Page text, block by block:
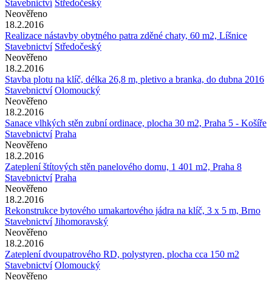
Stavebnictví Středočeský
Neověřeno
18.2.2016
Realizace nástavby obytného patra zděné chaty, 60 m2, Líšnice
Stavebnictví Středočeský
Neověřeno
18.2.2016
Stavba plotu na klíč, délka 26,8 m, pletivo a branka, do dubna 2016
Stavebnictví Olomoucký
Neověřeno
18.2.2016
Sanace vlhkých stěn zubní ordinace, plocha 30 m2, Praha 5 - Košíře
Stavebnictví Praha
Neověřeno
18.2.2016
Zateplení štítových stěn panelového domu, 1 401 m2, Praha 8
Stavebnictví Praha
Neověřeno
18.2.2016
Rekonstrukce bytového umakartového jádra na klíč, 3 x 5 m, Brno
Stavebnictví Jihomoravský
Neověřeno
18.2.2016
Zateplení dvoupatrového RD, polystyren, plocha cca 150 m2
Stavebnictví Olomoucký
Neověřeno